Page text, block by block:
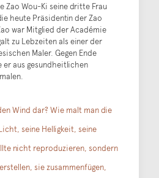
Zao Wou-Ki seine dritte Frau
heute Präsidentin der Zao
war Mitglied der Académie
zu Lebzeiten als einer der
Maler. Gegen Ende
er aus gesundheitlichen
Wind dar? Wie malt man die
seine Helligkeit, seine
nicht reproduzieren, sondern
sie zusammenfügen,